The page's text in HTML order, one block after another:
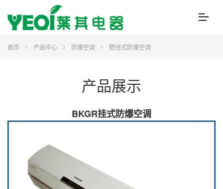
首页 产品中心 防爆空调 壁挂式防爆空调
产品展示
BKGR挂式防爆空调